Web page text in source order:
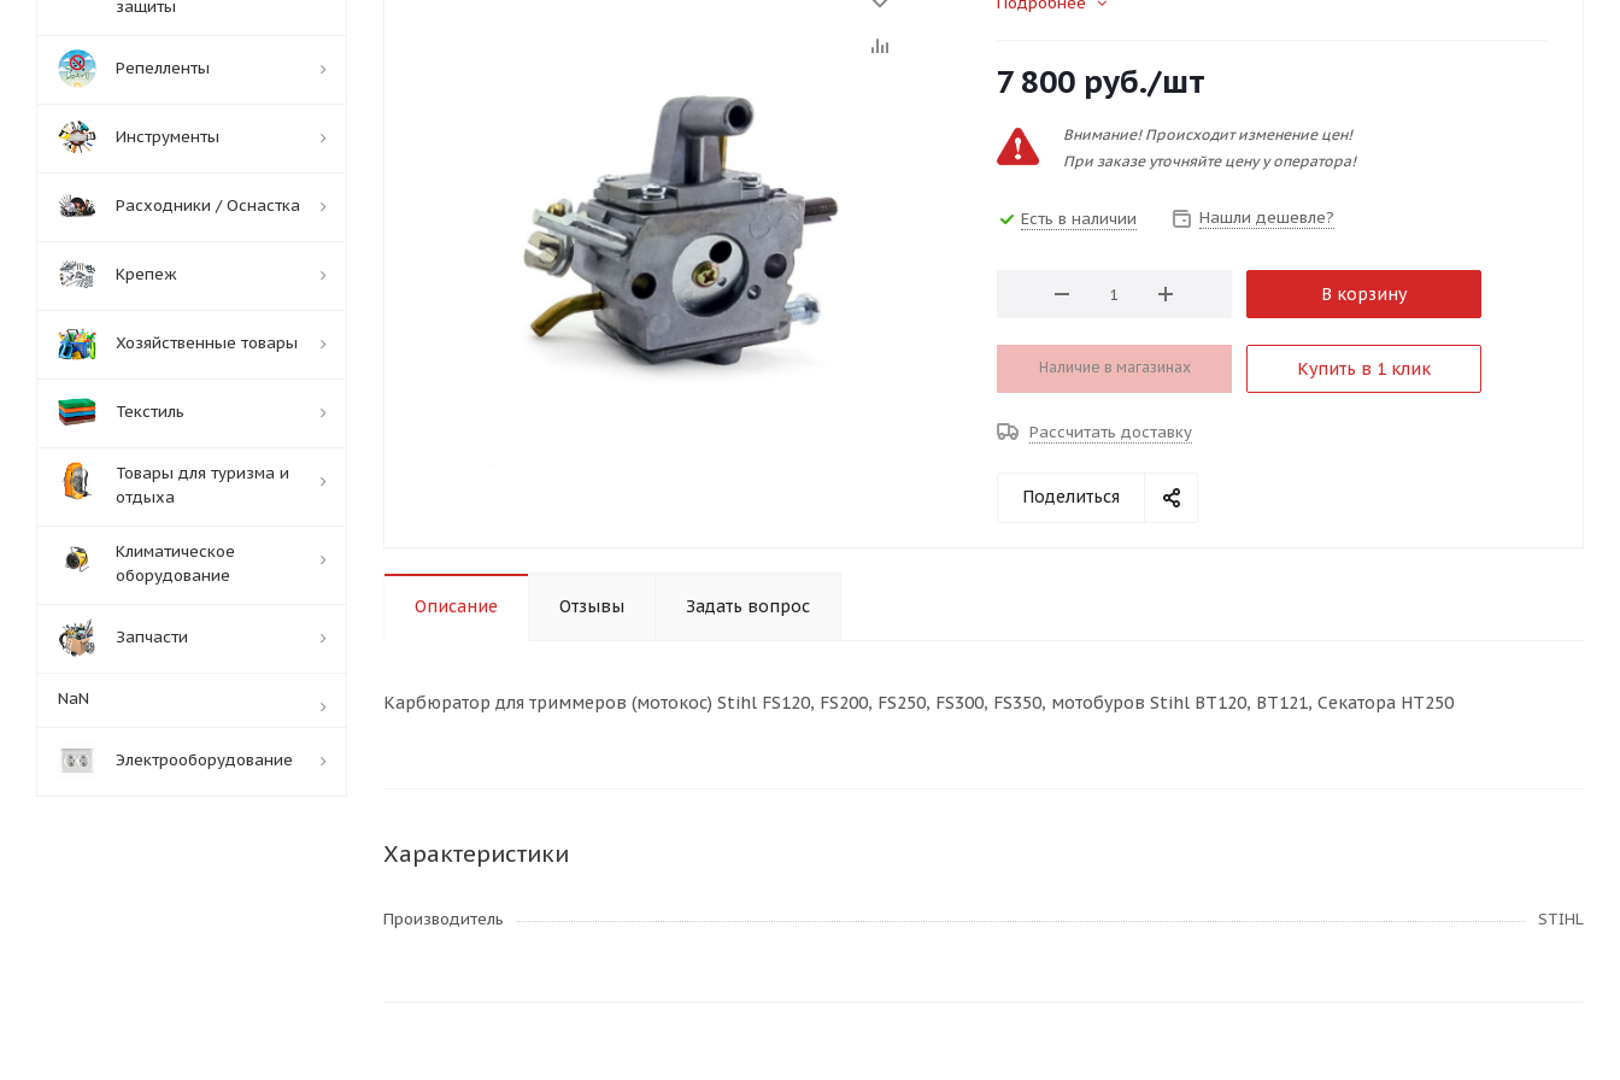
7 800 руб./шт
Внимание! Происходит изменение цен!
При заказе уточняйте цену у оператора!
Есть в наличии Нашли дешевле?
В корзину
Наличие в магазинах Купить в 1 клик
Рассчитать доставку
Поделиться
Описание Отзывы Задать вопрос
Карбюратор для триммеров (мотокос) Stihl FS120, FS200, FS250, FS300, FS350, мотобуров Stihl BT120, BT121, Секатора HT250
Характеристики
Производитель STIHL
защиты
Репелленты
Инструменты
Расходники / Оснастка
Крепеж
Хозяйственные товары
Текстиль
Товары для туризма и
отдыха
Климатическое
оборудование
Запчасти
NaN
Электрооборудование